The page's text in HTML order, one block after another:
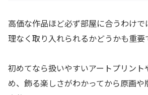
高価な作品ほど必ず部屋に合うわけ
理なく取り入れられるかどうかも重要
初めてなら扱いやすいアートプリン
め、飾る楽しさがわかってから原画